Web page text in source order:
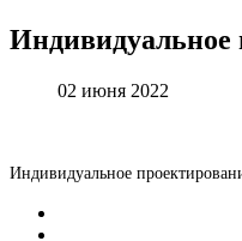
Индивидуальное
02 июня 2022
Индивидуальное